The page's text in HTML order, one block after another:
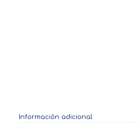
Información adicional